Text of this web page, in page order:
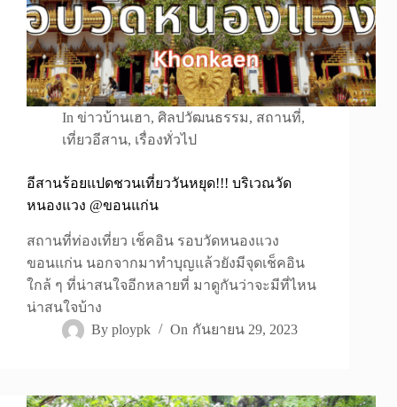
In ข่าวบ้านเฮา,ศิลปวัฒนธรรม, สถานที่,
เที่ยวอีสาน, เรื่องทั่วไป
อีสานร้อยแปดชวนเที่ยววันหยุด!!! บริเวณวัด
หนองแวง @ขอนแก่น
สถานที่ท่องเที่ยว เช็คอิน รอบวัดหนองแวง
ขอนแก่น นอกจากมาทำบุญแล้วยังมีจุดเช็คอิน
ใกล้ ๆ ที่น่าสนใจอีกหลายที่ มาดูกันว่าจะมีที่ไหน
น่าสนใจบ้าง
By ploypk On กันยายน 29, 2023